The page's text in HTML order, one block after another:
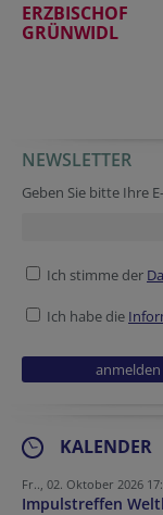
ERZBISCHOF
GRÜNWIDL
NEWSLETTER
Geben Sie bitte Ihre
Ich stimme der
Ich habe die
KALENDER
Fr.., 02. Oktober 2026
Impulstreffen